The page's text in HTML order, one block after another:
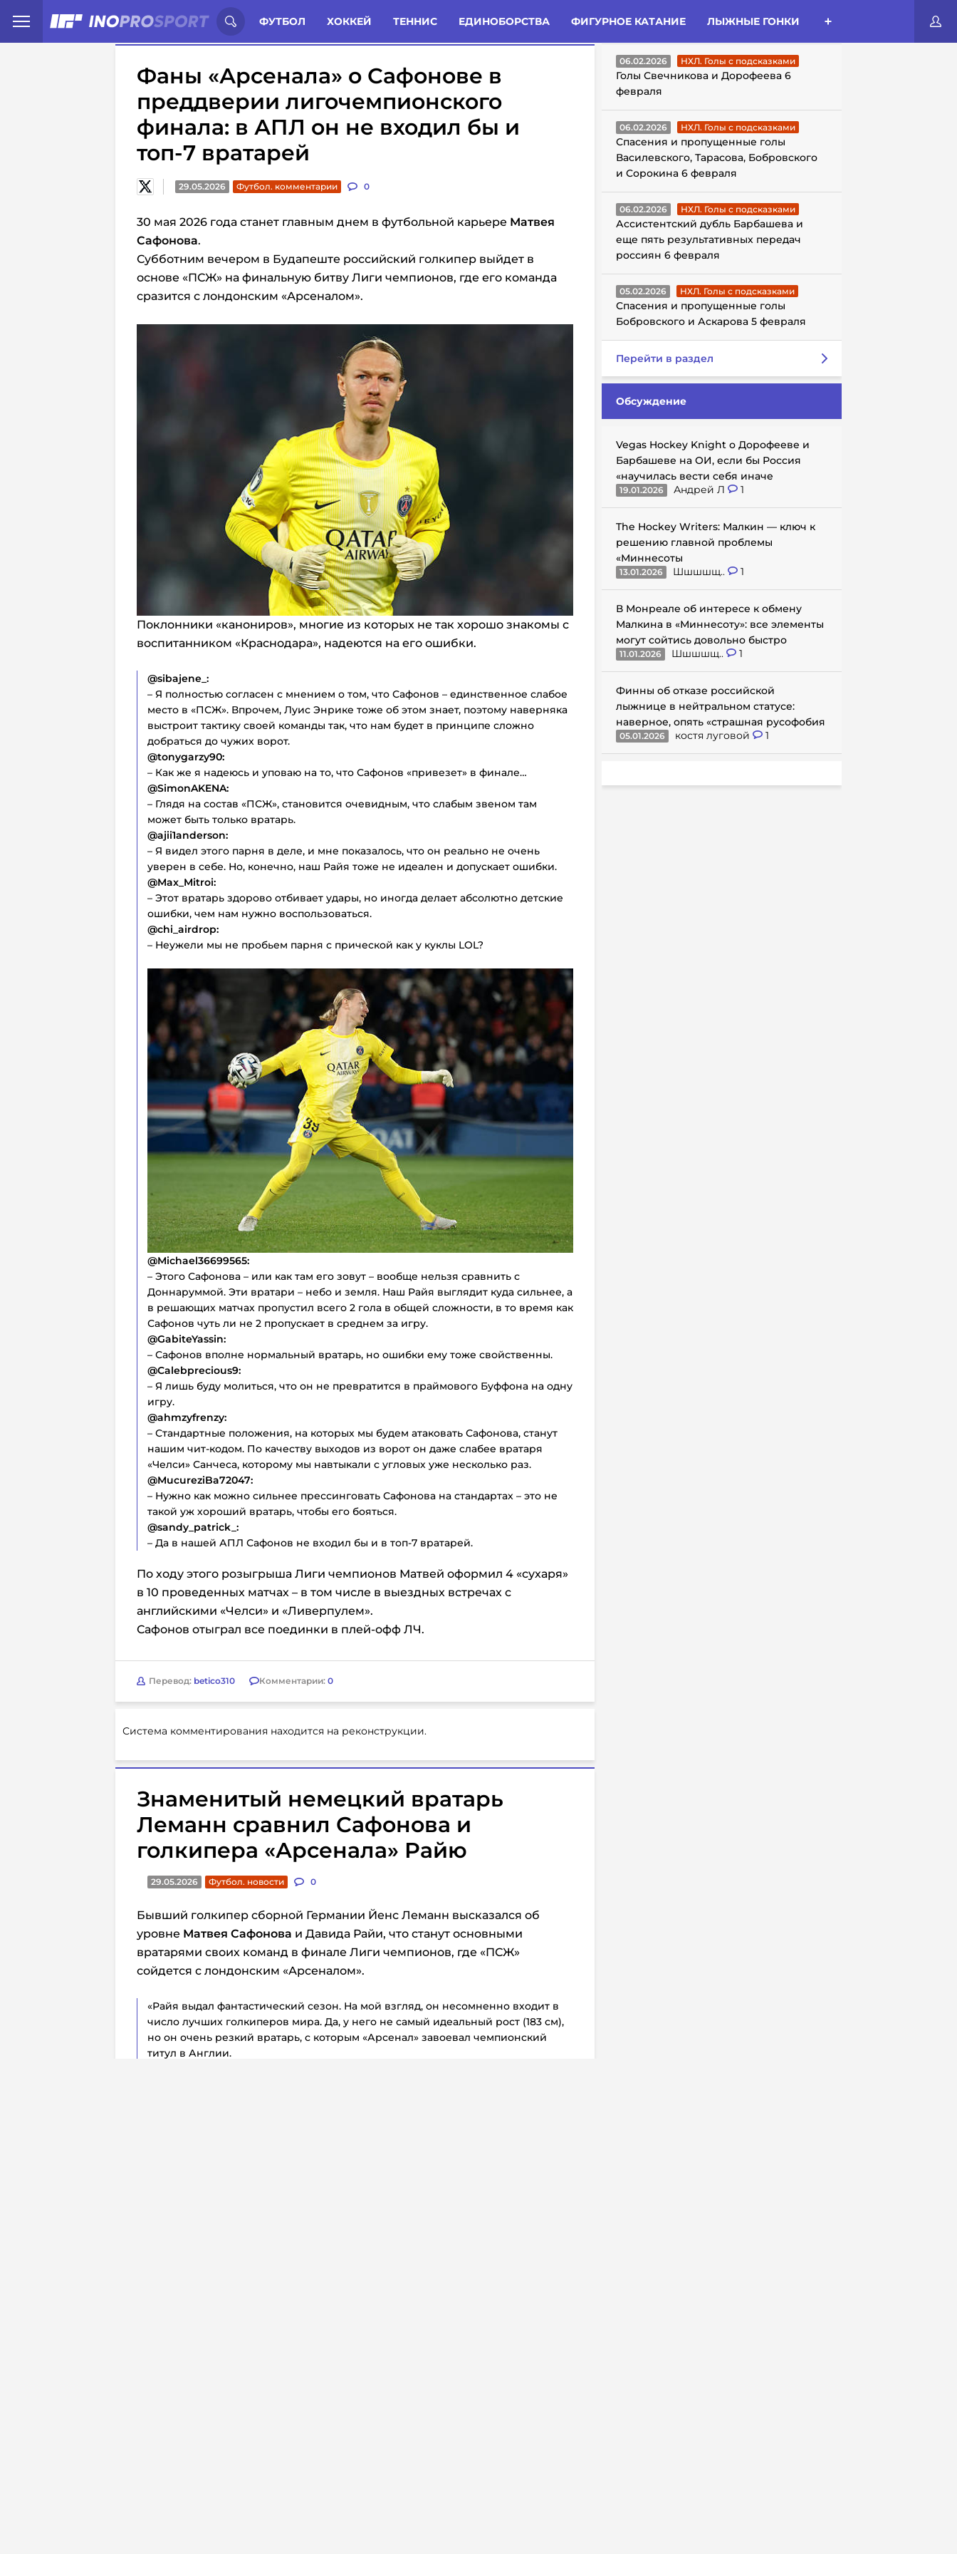
ФУТБОЛ ХОККЕЙ ТЕННИС ЕДИНОБОРСТВА ФИГУРНОЕ КАТАНИЕ ЛЫЖНЫЕ ГОНКИ
Иностранцы о спорте России: Статьи Комменты Новости
Фаны «Арсенала» о Сафонове в
преддверии лигочемпионского
финала: в АПЛ он не входил бы и
топ-7 вратарей
29.05.2026 Футбол. комментарии 0
30 мая 2026 года станет главным днем в футбольной карьере Матвея
Сафонова.
Субботним вечером в Будапеште российский голкипер выйдет в
основе «ПСЖ» на финальную битву Лиги чемпионов, где его команда
сразится с лондонским «Арсеналом».
Поклонники «канониров», многие из которых не так хорошо знакомы с
воспитанником «Краснодара», надеются на его ошибки.
@sibajene_:
– Я полностью согласен с мнением о том, что Сафонов – единственное слабое
место в «ПСЖ». Впрочем, Луис Энрике тоже об этом знает, поэтому наверняка
выстроит тактику своей команды так, что нам будет в принципе сложно
добраться до чужих ворот.
@tonygarzy90:
– Как же я надеюсь и уповаю на то, что Сафонов «привезет» в финале…
@SimonAKENA:
– Глядя на состав «ПСЖ», становится очевидным, что слабым звеном там
может быть только вратарь.
@ajii1anderson:
– Я видел этого парня в деле, и мне показалось, что он реально не очень
уверен в себе. Но, конечно, наш Райя тоже не идеален и допускает ошибки.
@Max_Mitroi:
– Этот вратарь здорово отбивает удары, но иногда делает абсолютно детские
ошибки, чем нам нужно воспользоваться.
@chi_airdrop:
– Неужели мы не пробьем парня с прической как у куклы LOL?
@Michael36699565:
– Этого Сафонова – или как там его зовут – вообще нельзя сравнить с
Доннаруммой. Эти вратари – небо и земля. Наш Райя выглядит куда сильнее, а
в решающих матчах пропустил всего 2 гола в общей сложности, в то время как
Сафонов чуть ли не 2 пропускает в среднем за игру.
@GabiteYassin:
– Сафонов вполне нормальный вратарь, но ошибки ему тоже свойственны.
@Calebprecious9:
– Я лишь буду молиться, что он не превратится в праймового Буффона на одну
игру.
@ahmzyfrenzy:
– Стандартные положения, на которых мы будем атаковать Сафонова, станут
нашим чит-кодом. По качеству выходов из ворот он даже слабее вратаря
«Челси» Санчеса, которому мы навтыкали с угловых уже несколько раз.
@MucureziBa72047:
– Нужно как можно сильнее прессинговать Сафонова на стандартах – это не
такой уж хороший вратарь, чтобы его бояться.
@sandy_patrick_:
– Да в нашей АПЛ Сафонов не входил бы и в топ-7 вратарей.
По ходу этого розыгрыша Лиги чемпионов Матвей оформил 4 «сухаря»
в 10 проведенных матчах – в том числе в выездных встречах с
английскими «Челси» и «Ливерпулем».
Сафонов отыграл все поединки в плей-офф ЛЧ.
Перевод: betico310 Комментарии: 0
Система комментирования находится на реконструкции.
Знаменитый немецкий вратарь
Леманн сравнил Сафонова и
голкипера «Арсенала» Райю
29.05.2026 Футбол. новости 0
Бывший голкипер сборной Германии Йенс Леманн высказался об
уровне Матвея Сафонова и Давида Райи, что станут основными
вратарями своих команд в финале Лиги чемпионов, где «ПСЖ»
сойдется с лондонским «Арсеналом».
«Райя выдал фантастический сезон. На мой взгляд, он несомненно входит в
число лучших голкиперов мира. Да, у него не самый идеальный рост (183 см),
но он очень резкий вратарь, с которым «Арсенал» завоевал чемпионский
титул в Англии.
ГОЛЫ С ПОДСКАЗКАМИ
06.02.2026 НХЛ. Голы с подсказками
Голы Свечникова и Дорофеева 6
февраля
06.02.2026 НХЛ. Голы с подсказками
Спасения и пропущенные голы
Василевского, Тарасова, Бобровского
и Сорокина 6 февраля
06.02.2026 НХЛ. Голы с подсказками
Ассистентский дубль Барбашева и
еще пять результативных передач
россиян 6 февраля
05.02.2026 НХЛ. Голы с подсказками
Спасения и пропущенные голы
Бобровского и Аскарова 5 февраля
Перейти в раздел
Обсуждение
Vegas Hockey Knight о Дорофееве и
Барбашеве на ОИ, если бы Россия
«научилась вести себя иначе
19.01.2026 Андрей Л 1
The Hockey Writers: Малкин — ключ к
решению главной проблемы
«Миннесоты
13.01.2026 Шшшшщ.. 1
В Монреале об интересе к обмену
Малкина в «Миннесоту»: все элементы
могут сойтись довольно быстро
11.01.2026 Шшшшщ.. 1
Финны об отказе российской
лыжнице в нейтральном статусе:
наверное, опять «страшная русофобия
05.01.2026 костя луговой 1